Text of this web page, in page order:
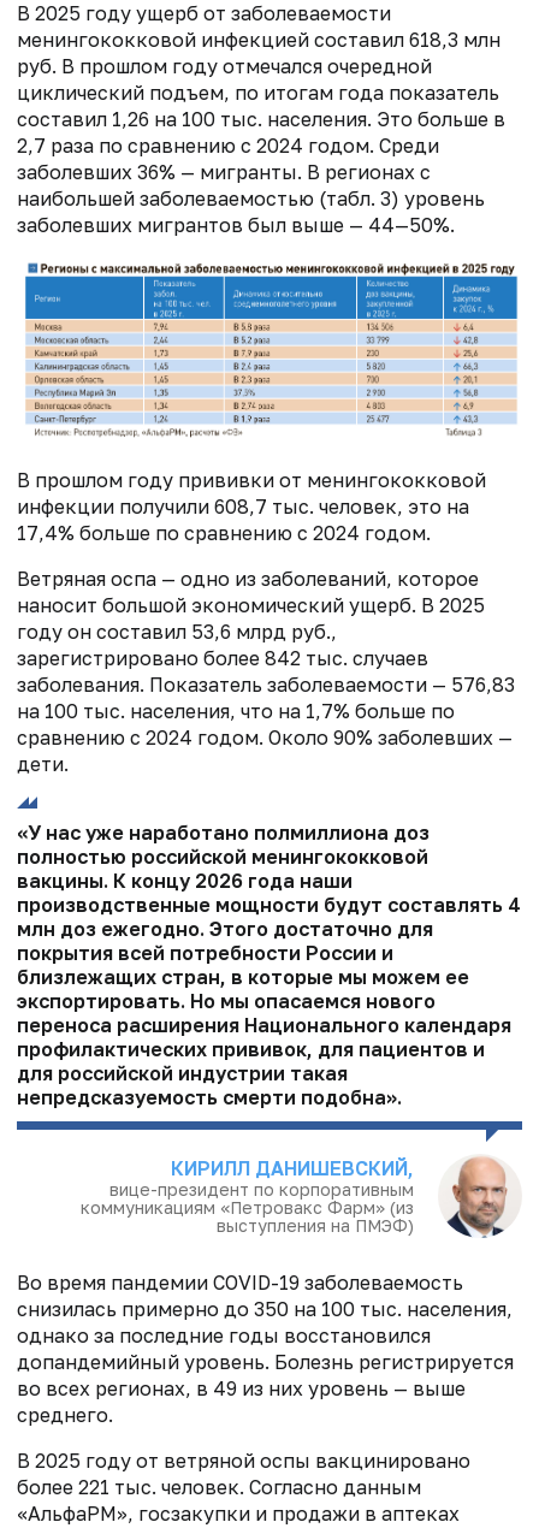
В 2025 году ущерб от заболеваемости
менингококковой инфекцией составил 618,3 млн
руб. В прошлом году отмечался очередной
циклический подъем, по итогам года показатель
составил 1,26 на 100 тыс. населения. Это больше в
2,7 раза по сравнению с 2024 годом. Среди
заболевших 36% — мигранты. В регионах с
наибольшей заболеваемостью (табл. 3) уровень
заболевших мигрантов был выше — 44—50%.
В прошлом году прививки от менингококковой
инфекции получили 608,7 тыс. человек, это на
17,4% больше по сравнению с 2024 годом.
Ветряная оспа — одно из заболеваний, которое
наносит большой экономический ущерб. В 2025
году он составил 53,6 млрд руб.,
зарегистрировано более 842 тыс. случаев
заболевания. Показатель заболеваемости — 576,83
на 100 тыс. населения, что на 1,7% больше по
сравнению с 2024 годом. Около 90% заболевших —
дети.
«У нас уже наработано полмиллиона доз
полностью российской менингококковой
вакцины. К концу 2026 года наши
производственные мощности будут составлять 4
млн доз ежегодно. Этого достаточно для
покрытия всей потребности России и
близлежащих стран, в которые мы можем ее
экспортировать. Но мы опасаемся нового
переноса расширения Национального календаря
профилактических прививок, для пациентов и
для российской индустрии такая
непредсказуемость смерти подобна».
КИРИЛЛ ДАНИШЕВСКИЙ,
вице-президент по корпоративным
коммуникациям «Петровакс Фарм» (из
выступления на ПМЭФ)
Во время пандемии COVID-19 заболеваемость
снизилась примерно до 350 на 100 тыс. населения,
однако за последние годы восстановился
допандемийный уровень. Болезнь регистрируется
во всех регионах, в 49 из них уровень — выше
среднего.
В 2025 году от ветряной оспы вакцинировано
более 221 тыс. человек. Согласно данным
«АльфаРМ», госзакупки и продажи в аптеках